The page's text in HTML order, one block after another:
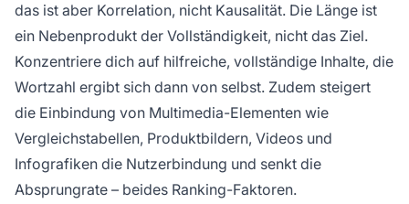
das ist aber Korrelation, nicht Kausalität. Die Länge ist
ein Nebenprodukt der Vollständigkeit, nicht das Ziel.
Konzentriere dich auf hilfreiche, vollständige Inhalte, die
Wortzahl ergibt sich dann von selbst. Zudem steigert
die Einbindung von Multimedia-Elementen wie
Vergleichstabellen, Produktbildern, Videos und
Infografiken die Nutzerbindung und senkt die
Absprungrate – beides Ranking-Faktoren.